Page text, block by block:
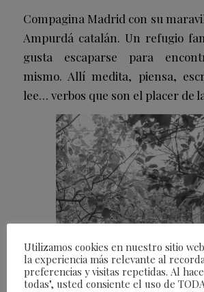
Compagina Madrid con su
Ampurdá catalán. Un refugio
gusta escaparse para
mismo. Allí medita, piensa,
lee… verbos que son el placer de
Utilizamos cookies en nuestro sitio
la experiencia más relevante al
preferencias y visitas repetidas. Al
todas", usted consiente el uso de